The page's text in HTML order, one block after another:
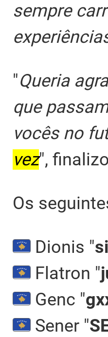
sempre
"Queria
que
vocês no
vez",
Os
Dionis "⁠
Flatron "⁠
Genc "⁠
Sener "⁠